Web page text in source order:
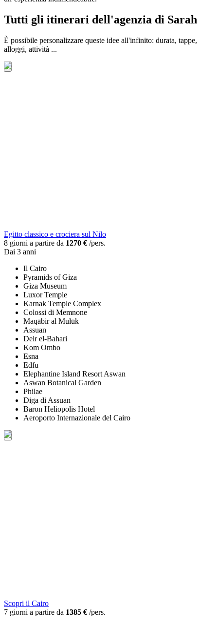
Tutti gli itinerari dell'agenzia di Sarah
È possibile personalizzare queste idee all'infinito: durata, tappe,
alloggi, attività ...
Egitto classico e crociera sul Nilo
8 giorni a partire da 1270 € /pers.
Dai 3 anni
Il Cairo
Pyramids of Giza
Giza Museum
Luxor Temple
Karnak Temple Complex
Colossi di Memnone
Maqābir al Mulūk
Assuan
Deir el-Bahari
Kom Ombo
Esna
Edfu
Elephantine Island Resort Aswan
Aswan Botanical Garden
Philae
Diga di Assuan
Baron Heliopolis Hotel
Aeroporto Internazionale del Cairo
Scopri il Cairo
7 giorni a partire da 1385 € /pers.